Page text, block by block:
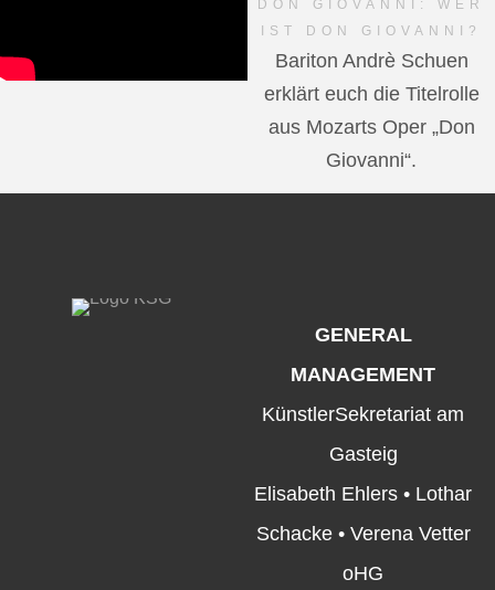
DON GIOVANNI: WER
IST DON GIOVANNI?
Bariton Andrè Schuen
erklärt euch die Titelrolle
aus Mozarts Oper „Don
Giovanni“.
GENERAL
MANAGEMENT
KünstlerSekretariat am
Gasteig
Elisabeth Ehlers • Lothar
Schacke • Verena Vetter
oHG